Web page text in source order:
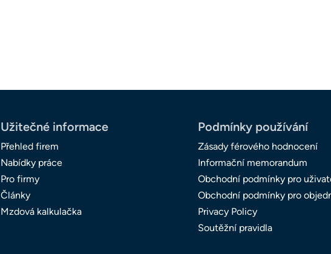
Užitečné informace
Přehled firem
Nabídky práce
Pro firmy
Články
Mzdová kalkulačka
Podmínky používání
Zásady férového hodnocení
Informační memorandum
Obchodní podmínky pro
Obchodní podmínky pro
Privacy Policy
Soutěžní pravidla